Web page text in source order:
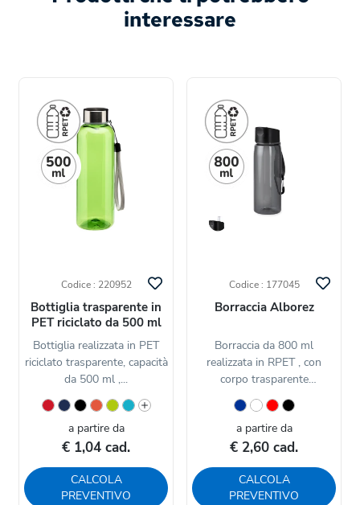
interessare
Codice : 220952
Bottiglia trasparente in
PET riciclato da 500 ml
Bottiglia realizzata in PET
riciclato trasparente, capacità
da 500 ml ,...
a partire da
€ 1,04 cad.
CALCOLA
PREVENTIVO
Codice : 177045
Borraccia Alborez
Borraccia da 800 ml
realizzata in RPET , con
corpo trasparente
disponibile in...
a partire da
€ 2,60 cad.
CALCOLA
PREVENTIVO